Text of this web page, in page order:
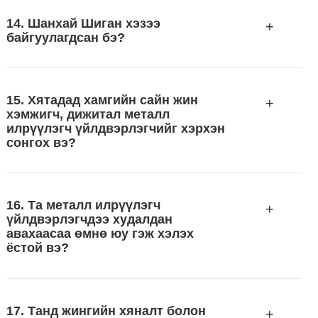
14. Шанхай Шиган хэзээ
байгуулагдсан бэ?
+
15. Хятадад хамгийн сайн жин
хэмжигч, дижитал металл
илрүүлэгч үйлдвэрлэгчийг хэрхэн
сонгох вэ?
+
16. Та металл илрүүлэгч
үйлдвэрлэгчдээ худалдан
авахаасаа өмнө юу гэж хэлэх
ёстой вэ?
+
хэмжээ, хэлбэр гэх мэт.
17. Танд жингийн хяналт болон
+